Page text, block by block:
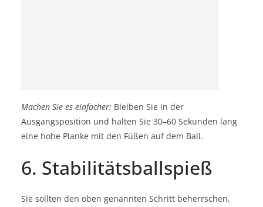
Machen Sie es einfacher: Bleiben Sie in der
Ausgangsposition und halten Sie 30–60 Sekunden lang
eine hohe Planke mit den Füßen auf dem Ball.
6. Stabilitätsballspieß
Sie sollten den oben genannten Schritt beherrschen,